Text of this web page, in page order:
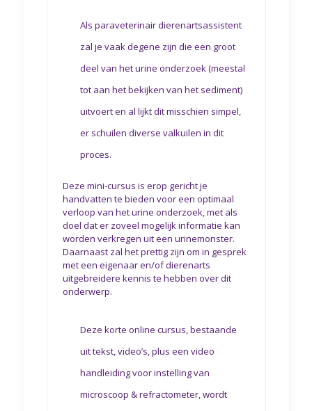
Als paraveterinair dierenartsassistent
zal je vaak degene zijn die een groot
deel van het urine onderzoek (meestal
tot aan het bekijken van het sediment)
uitvoert en al lijkt dit misschien simpel,
er schuilen diverse valkuilen in dit
proces.
Deze mini-cursus is erop gericht je
handvatten te bieden voor een optimaal
verloop van het urine onderzoek, met als
doel dat er zoveel mogelijk informatie kan
worden verkregen uit een urinemonster.
Daarnaast zal het prettig zijn om in gesprek
met een eigenaar en/of dierenarts
uitgebreidere kennis te hebben over dit
onderwerp.
Deze korte online cursus, bestaande
uit tekst, video’s, plus een video
handleiding voor instelling van
microscoop & refractometer, wordt